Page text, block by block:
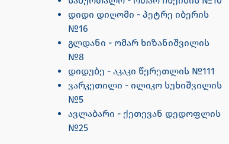
დიდი დიღომი - პეტრე იბერის
№16
გლდანი - ომარ ხიზანიშვილის
№8
დიდუბე - აკაკი წერეთლის №111
ვარკეთილი - ილიკო სუხიშვილის
№5
ავლაბარი - ქეთევან დედოფლის
№25